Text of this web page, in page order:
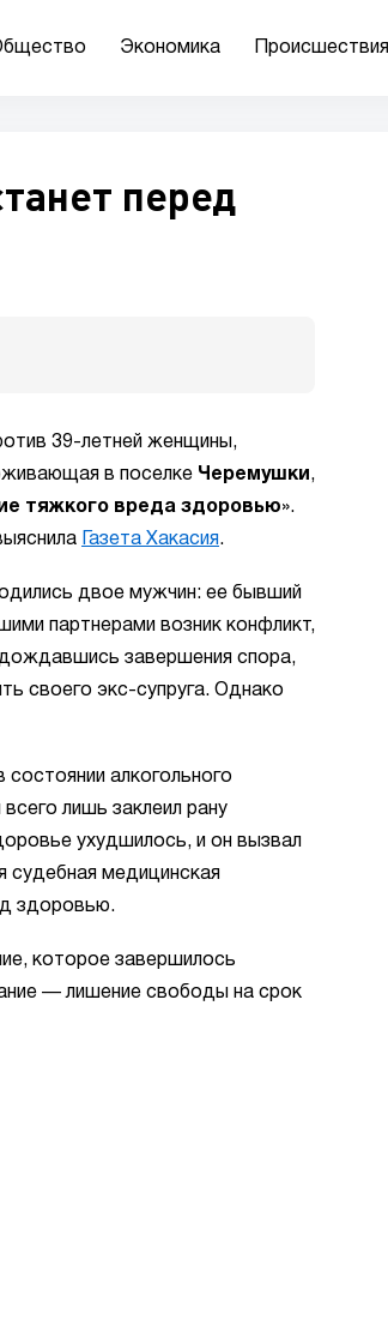
Экономика Происшествия
перед
39-летней женщины,
в поселке Черемушки ,
тяжкого вреда здоровью».
Газета Хакасия .
двое мужчин: ее бывший
партнерами возник конфликт,
завершения спора,
своего экс-супруга. Однако
алкогольного
лишь заклеил рану
ухудшилось, и он вызвал
судебная медицинская
здоровью.
которое завершилось
— лишение свободы на срок